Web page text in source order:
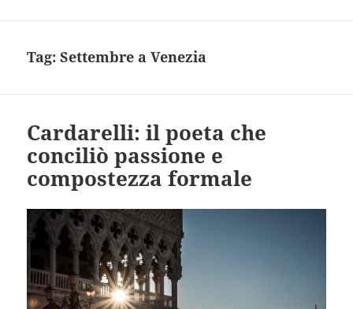
Tag:Settembre a Venezia
Cardarelli: il poeta che
conciliò passione e
compostezza formale